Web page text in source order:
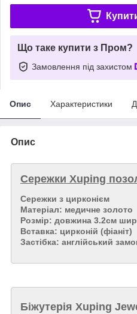
Що таке купити з Пром?
Замовлення під захистом
Опис Характеристики
Опис
Сережки Xuping
Сережки з цирконієм
Матеріал: медичне золото
Розмір: довжина 3.2см
Вставка: цирконій (фіаніт)
Застібка: англійський
Біжутерія Xuping